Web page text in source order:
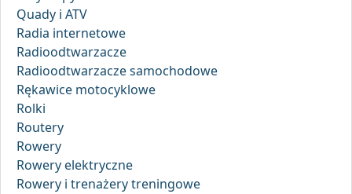
Quady i ATV
Radia internetowe
Radioodtwarzacze
Radioodtwarzacze samochodowe
Rękawice motocyklowe
Rolki
Routery
Rowery
Rowery elektryczne
Rowery i trenażery treningowe